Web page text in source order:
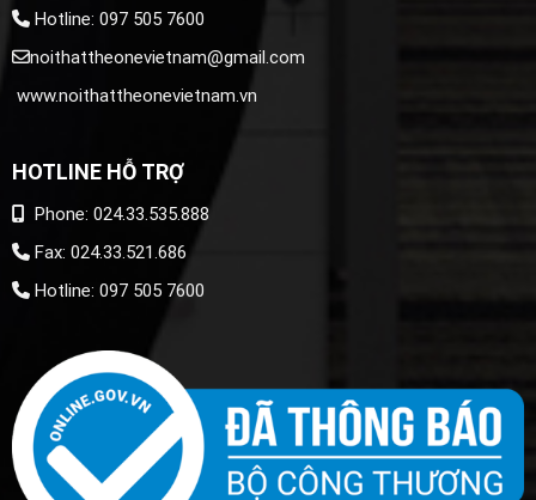
Hotline: 097 505 7600
noithattheonevietnam@gmail.com
www.noithattheonevietnam.vn
HOTLINE HỖ TRỢ
Phone: 024.33.535.888
Fax: 024.33.521.686
Hotline: 097 505 7600